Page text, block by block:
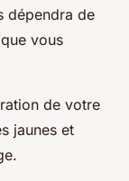
dépendra de
vous
de votre
jaunes et